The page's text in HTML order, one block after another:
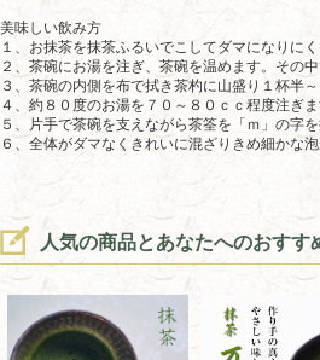
美味しい飲み方
１、お抹茶を抹茶ふるいでこしてダマになりに
２、茶碗にお湯を注ぎ、茶碗を温めます。その
３、茶碗の内側を布で拭き茶杓に山盛り１杯半
４、約８０度のお湯を７０～８０ｃｃ程度注ぎま
５、片手で茶碗を支えながら茶筌を「ｍ」の字
６、全体がダマなくきれいに混ざりきめ細かな
人気の商品とあなたへのおすす